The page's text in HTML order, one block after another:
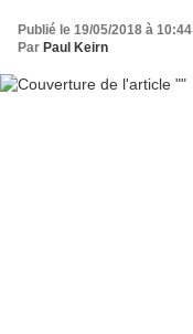
Publié le 19/05/2018 à 10:44
Par Paul Keirn